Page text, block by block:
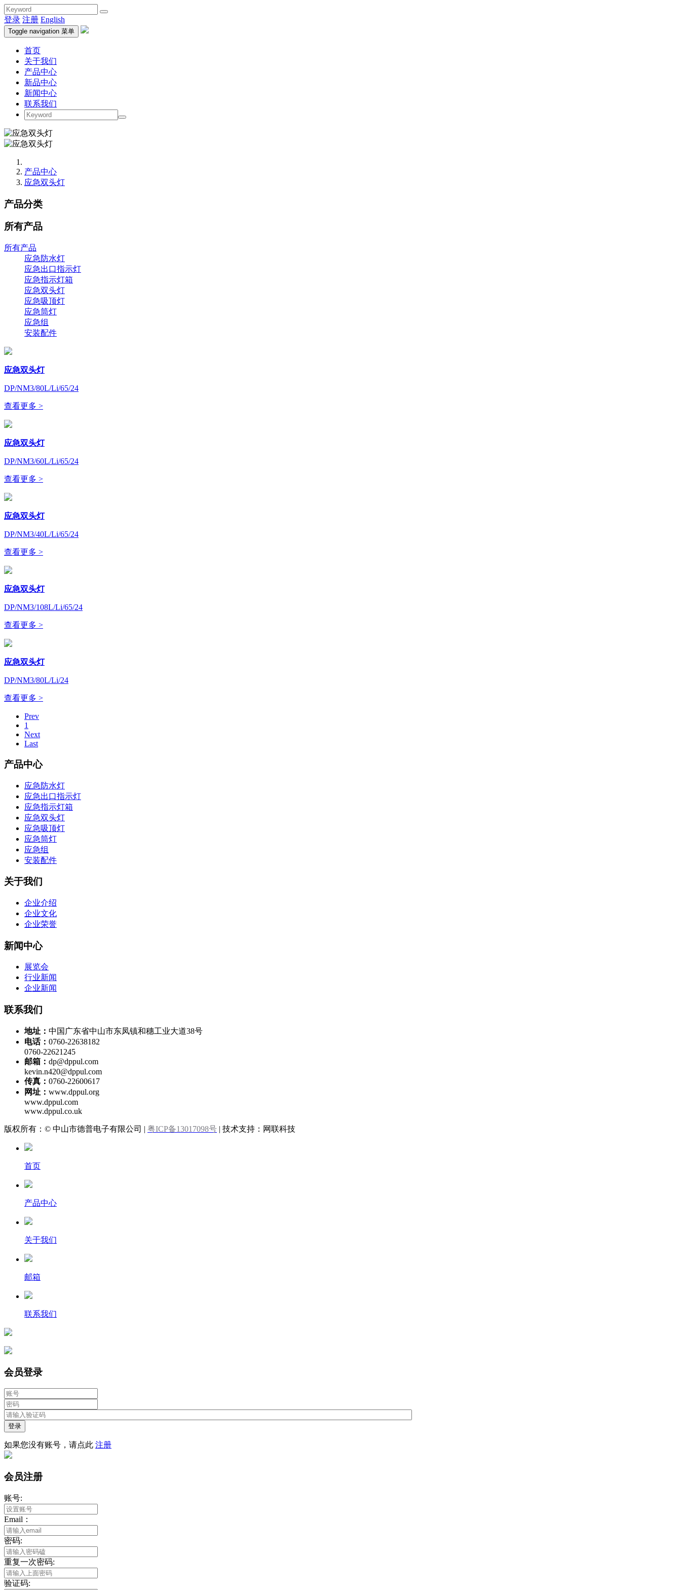
登录 注册 English
Toggle navigation 菜单
首页
关于我们
产品中心
新品中心
新闻中心
联系我们
产品中心
应急双头灯
产品分类
所有产品
所有产品
应急防水灯
应急出口指示灯
应急指示灯箱
应急双头灯
应急吸顶灯
应急筒灯
应急组
安装配件
应急双头灯
DP/NM3/80L/Li/65/24
查看更多 >
应急双头灯
DP/NM3/60L/Li/65/24
查看更多 >
应急双头灯
DP/NM3/40L/Li/65/24
查看更多 >
应急双头灯
DP/NM3/108L/Li/65/24
查看更多 >
应急双头灯
DP/NM3/80L/Li/24
查看更多 >
Prev
1
Next
Last
产品中心
应急防水灯
应急出口指示灯
应急指示灯箱
应急双头灯
应急吸顶灯
应急筒灯
应急组
安装配件
关于我们
企业介绍
企业文化
企业荣誉
新闻中心
展览会
行业新闻
企业新闻
联系我们
地址： 中国广东省中山市东凤镇和穗工业大道38号
电话： 0760-22638182
0760-22621245
邮箱： dp@dppul.com
kevin.n420@dppul.com
传真： 0760-22600617
网址： www.dppul.org
www.dppul.com
www.dppul.co.uk
版权所有：© 中山市德普电子有限公司 | 粤ICP备13017098号 | 技术支持：网联科技
首页
产品中心
关于我们
邮箱
联系我们
会员登录
登录
如果您没有账号，请点此 注册
会员注册
账号:
Email：
密码:
重复一次密码:
验证码: